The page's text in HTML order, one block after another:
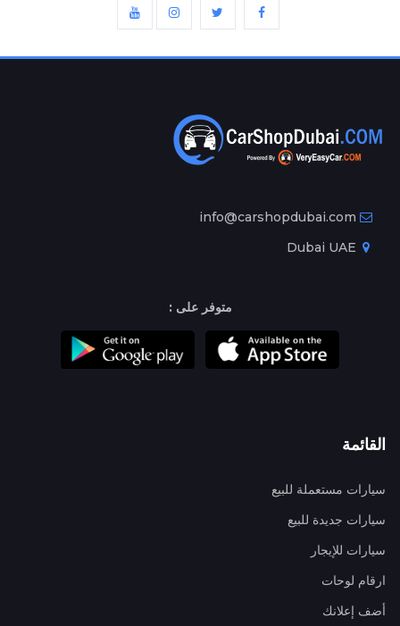
info@carshopdubai.com
متوفر على :
القائمة
سيارات مستعملة للبيع
سيارات جديدة للبيع
سيارات للإيجار
ارقام لوحات
أضف إعلانك